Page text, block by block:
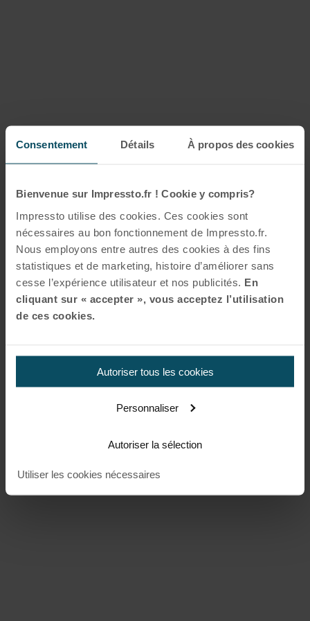
Consentement Détails À propos des cookies
Bienvenue sur Impressto.fr ! Cookie y compris?
Impressto utilise des cookies. Ces cookies sont
nécessaires au bon fonctionnement de Impressto.fr.
Nous employons entre autres des cookies à des fins
statistiques et de marketing, histoire d’améliorer sans
cesse l’expérience utilisateur et nos publicités. En
cliquant sur « accepter », vous acceptez l’utilisation
de ces cookies.
Autoriser tous les cookies
Personnaliser
Autoriser la sélection
Utiliser les cookies nécessaires